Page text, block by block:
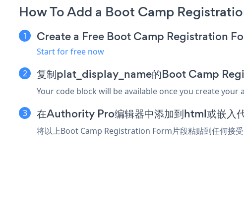
How To Add a Boot Camp
Create a Free Boot Camp Registration
Start for free now
复制plat_display_name的Boot Camp
Your code block will be available once you create your
在Authority Pro编辑器中添加到html或嵌入
将以上Boot Camp Registration Form片段粘贴到任何接